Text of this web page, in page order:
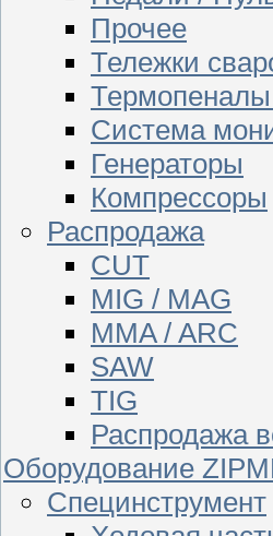
Прочее
Тележки
Термопеналы
Система
Генераторы
Компрессоры
Распродажа
CUT
MIG / MAG
MMA / ARC
SAW
TIG
Распродажа
Оборудование
Специнструмент